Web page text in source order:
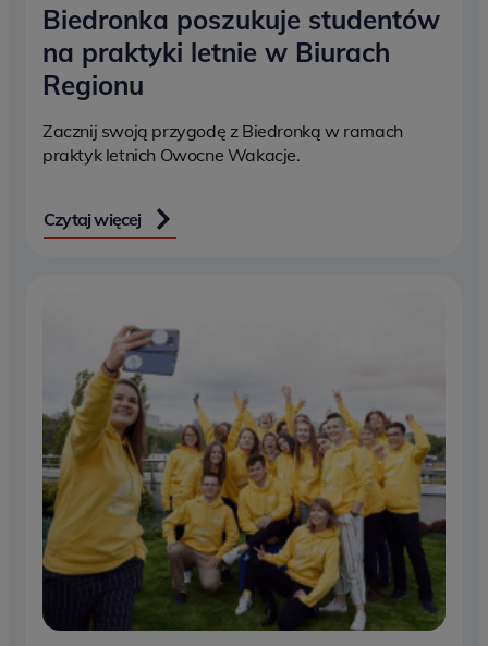
Biedronka poszukuje studentów
na praktyki letnie w Biurach
Regionu
Zacznij swoją przygodę z Biedronką w ramach
praktyk letnich Owocne Wakacje.
Czytaj więcej